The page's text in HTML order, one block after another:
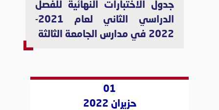
جدول الاختبارات النهائية للفصل
الدراسي الثاني لعام 2021-
2022 في مدارس الجامعة الثالثة
01
حزيران 2022